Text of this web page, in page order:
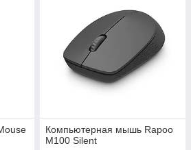
Компьютерная мышь Rapoo
M100 Silent